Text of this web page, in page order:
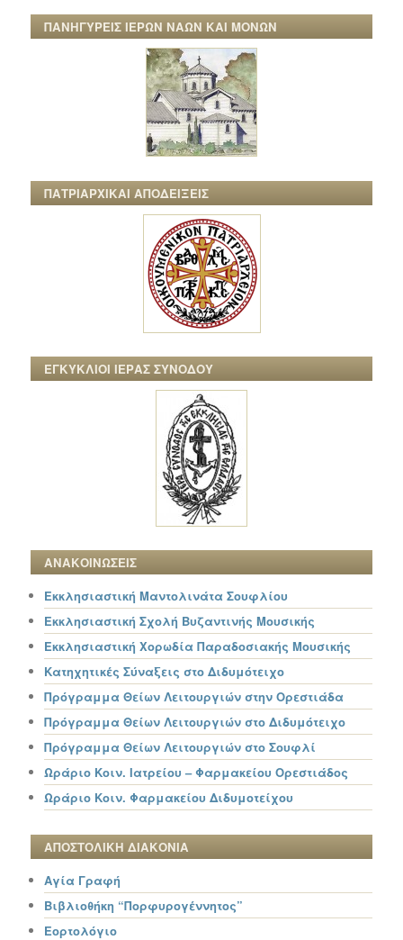
ΠΑΝΗΓΥΡΕΙΣ ΙΕΡΩΝ ΝΑΩΝ ΚΑΙ ΜΟΝΩΝ
ΠΑΤΡΙΑΡΧΙΚΑΙ ΑΠΟΔΕΙΞΕΙΣ
ΕΓΚΥΚΛΙΟΙ ΙΕΡΑΣ ΣΥΝΟΔΟΥ
ΑΝΑΚΟΙΝΩΣΕΙΣ
Εκκλησιαστική Μαντολινάτα Σουφλίου
Εκκλησιαστική Σχολή Βυζαντινής Μουσικής
Εκκλησιαστική Χορωδία Παραδοσιακής Μουσικής
Κατηχητικές Σύναξεις στο Διδυμότειχο
Πρόγραμμα Θείων Λειτουργιών στην Ορεστιάδα
Πρόγραμμα Θείων Λειτουργιών στο Διδυμότειχο
Πρόγραμμα Θείων Λειτουργιών στο Σουφλί
Ωράριο Κοιν. Ιατρείου – Φαρμακείου Ορεστιάδος
Ωράριο Κοιν. Φαρμακείου Διδυμοτείχου
ΑΠΟΣΤΟΛΙΚΗ ΔΙΑΚΟΝΙΑ
Αγία Γραφή
Βιβλιοθήκη “Πορφυρογέννητος”
Εορτολόγιο